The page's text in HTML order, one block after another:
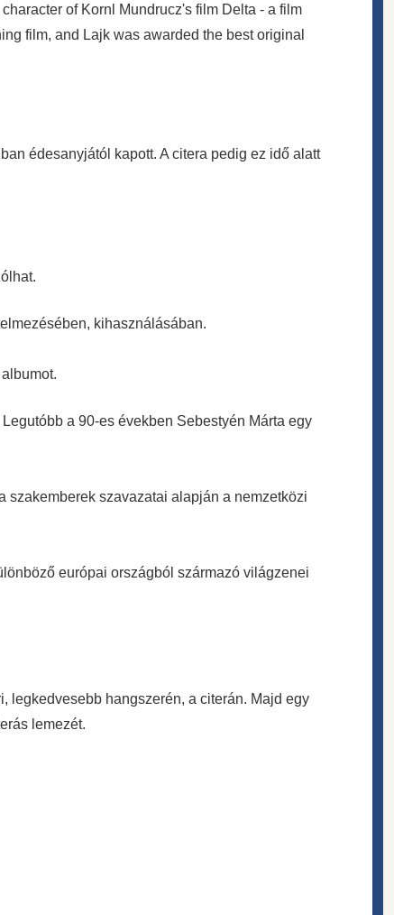
of Kornl Mundrucz's film Delta - a film
film, and Lajk was awarded the best original
édesanyjától kapott. A citera pedig ez idő alatt
kihasználásában.
a 90-es években Sebestyén Márta egy
szakemberek szavazatai alapján a nemzetközi
európai országból származó világzenei
legkedvesebb hangszerén, a citerán. Majd egy
lemezét.